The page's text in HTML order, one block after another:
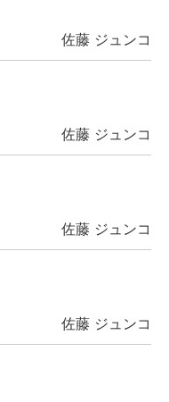
佐藤 ジュンコ
佐藤 ジュンコ
佐藤 ジュンコ
佐藤 ジュンコ